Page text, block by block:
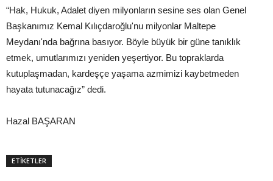
“Hak, Hukuk, Adalet diyen milyonların sesine ses olan Genel
Başkanımız Kemal Kılıçdaroğlu'nu milyonlar Maltepe
Meydanı'nda bağrına basıyor. Böyle büyük bir güne tanıklık
etmek, umutlarımızı yeniden yeşertiyor. Bu topraklarda
kutuplaşmadan, kardeşçe yaşama azmimizi kaybetmeden
hayata tutunacağız” dedi.
Hazal BAŞARAN
ETİKETLER